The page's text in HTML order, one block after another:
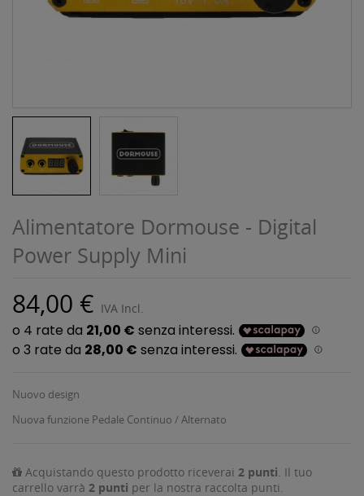
Alimentatore Dormouse - Digital
Power Supply Mini
84,00 € IVA Incl.
Nuovo design
Nuova funzione Pedale Continuo / Alternato
Acquistando questo prodotto riceverai 2 punti . Il tuo
carrello varrà 2 punti per la nostra raccolta punti.